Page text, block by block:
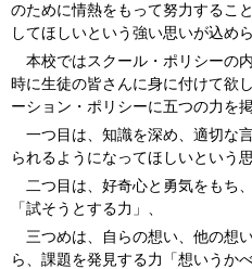
のために情熱をもって努力するこ
してほしいという強い思いが込め
本校ではスクール・ポリシーの
時に生徒の皆さんに身に付けて欲
ーション・ポリシーに五つの力を
一つ目は、知識を深め、適切な
られるようになってほしいという
二つ目は、好奇心と勇気をもち
「試そうとする力」、
三つめは、自らの想い、他の想
ら、課題を発見する力「想いうかべ